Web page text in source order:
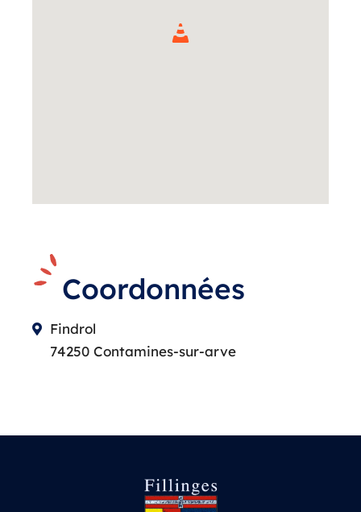
Coordonnées
Findrol
74250 Contamines-sur-arve